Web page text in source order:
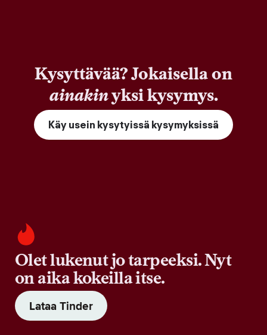
Kysyttävää? Jokaisella on
ainakinyksi kysymys.
Käy usein kysytyissä kysymyksissä
Olet lukenut jo tarpeeksi. Nyt
on aika kokeilla itse.
Lataa Tinder